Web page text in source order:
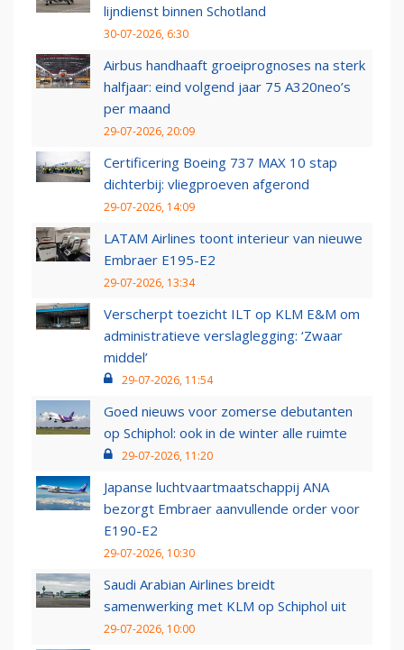
lijndienst binnen Schotland
30-07-2026, 6:30
Airbus handhaaft groeiprognoses na sterk
halfjaar: eind volgend jaar 75 A320neo’s
per maand
29-07-2026, 20:09
Certificering Boeing 737 MAX 10 stap
dichterbij: vliegproeven afgerond
29-07-2026, 14:09
LATAM Airlines toont interieur van nieuwe
Embraer E195-E2
29-07-2026, 13:34
Verscherpt toezicht ILT op KLM E&M om
administratieve verslaglegging: ‘Zwaar
middel’
29-07-2026, 11:54
Goed nieuws voor zomerse debutanten
op Schiphol: ook in de winter alle ruimte
29-07-2026, 11:20
Japanse luchtvaartmaatschappij ANA
bezorgt Embraer aanvullende order voor
E190-E2
29-07-2026, 10:30
Saudi Arabian Airlines breidt
samenwerking met KLM op Schiphol uit
29-07-2026, 10:00